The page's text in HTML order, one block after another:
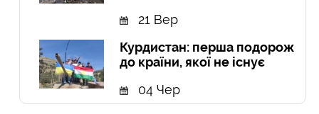
21 Вер
Курдистан: перша подорож
до країни, якої не існує
04 Чер